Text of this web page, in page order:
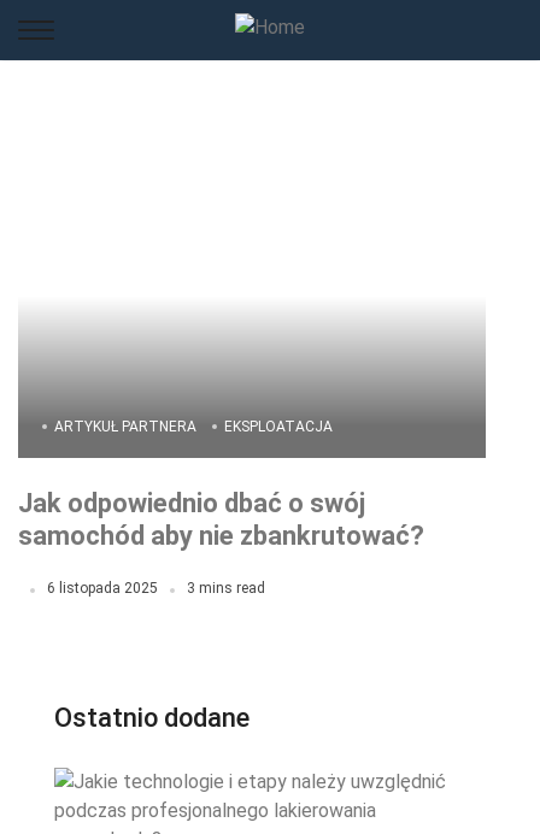
ARTYKUŁ PARTNERA EKSPLOATACJA
Jak odpowiednio dbać o swój
samochód aby nie zbankrutować?
6 listopada 2025 3 mins read
Ostatnio dodane